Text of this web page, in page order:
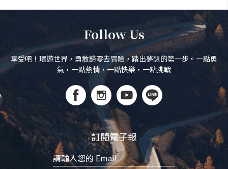
Follow Us
享受吧！環遊世界，勇敢歸零去冒險，踏出夢想的第一步。一點勇
氣，一點熱情，一點快樂，一點挑戰
訂閱電子報